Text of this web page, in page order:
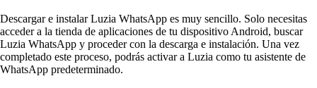
Descargar e instalar Luzia WhatsApp es muy sencillo. Solo necesitas
acceder a la tienda de aplicaciones de tu dispositivo Android, buscar
Luzia WhatsApp y proceder con la descarga e instalación. Una vez
completado este proceso, podrás activar a Luzia como tu asistente de
WhatsApp predeterminado.